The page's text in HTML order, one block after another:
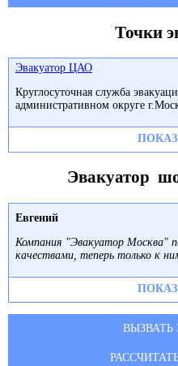
Точки
Эвакуатор ЦАО
Круглосуточная служба
административном округе
Эвакуатор
Евгений
Компания "Эвакуатор Москва"
качествами, теперь только к
ВЫЗВАТЬ